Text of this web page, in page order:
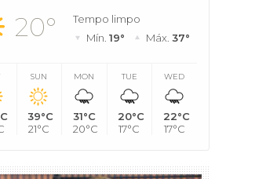
20°
Tempo limpo
Mín. 19° Máx. 37°
SUN
39°C
21°C
MON
31°C
20°C
TUE
20°C
17°C
WED
22°C
17°C